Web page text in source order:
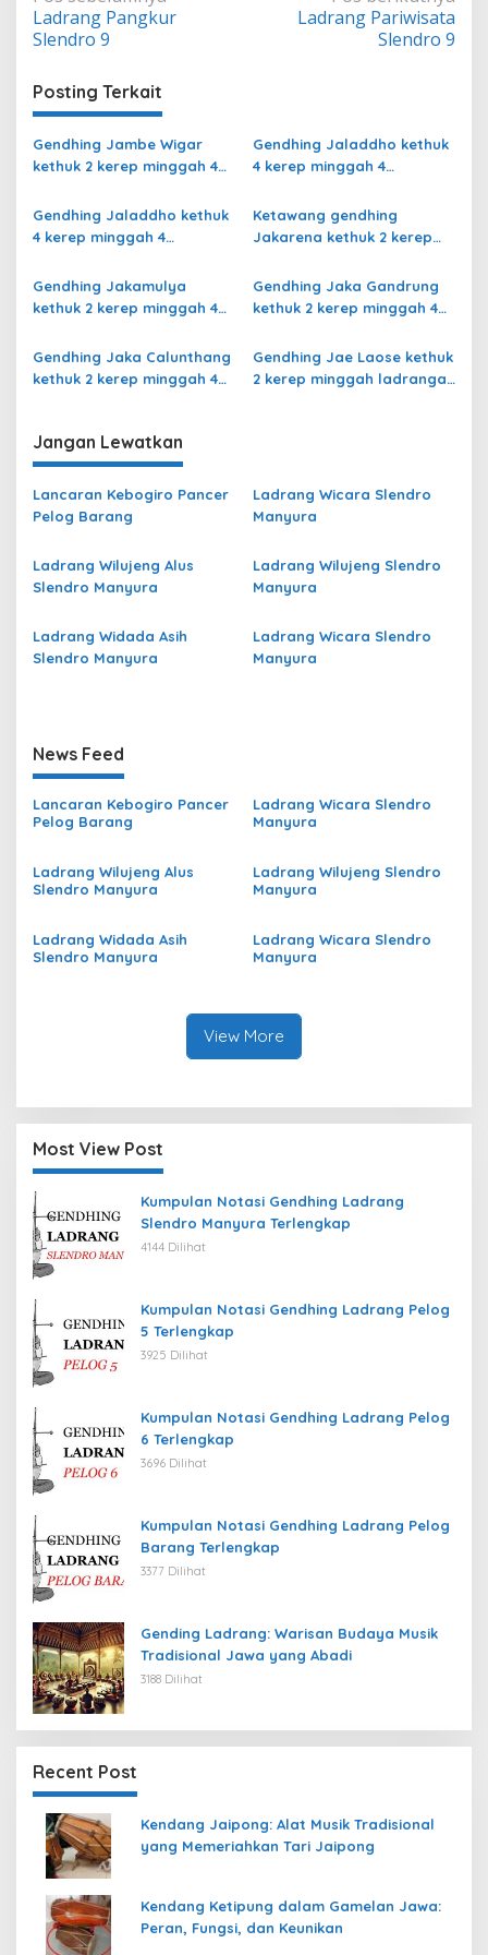
pos
Ladrang Pangkur
Slendro 9
Ladrang Pariwisata
Slendro 9
Posting Terkait
Gendhing Jambe Wigar
kethuk 2 kerep minggah 4
Kalihan Slendro 9
Gendhing Jaladdho kethuk
4 kerep minggah 4
Semu Slendro 9
Gendhing Jaladdho kethuk
4 kerep minggah 4
Giyak-Giyak Slendro 9
Ketawang gendhing
Jakarena kethuk 2 kerep
Slendro 9
Gendhing Jakamulya
kethuk 2 kerep minggah 4
Slendro 9
Gendhing Jaka Gandrung
kethuk 2 kerep minggah 4
Gendhing Jaka Calunthang
kethuk 2 kerep minggah 4
9
Gendhing Jae Laose kethuk
2 kerep minggah ladrangan
Jangan Lewatkan
Lancaran Kebogiro Pancer
Pelog Barang
Ladrang Wicara Slendro
Manyura
Ladrang Wilujeng Alus
Slendro Manyura
Ladrang Wilujeng Slendro
Manyura
Ladrang Widada Asih
Slendro Manyura
Ladrang Wicara Slendro
Manyura
News Feed
Lancaran Kebogiro Pancer
Pelog Barang
Ladrang Wicara Slendro
Manyura
Ladrang Wilujeng Alus
Slendro Manyura
Ladrang Wilujeng Slendro
Manyura
Ladrang Widada Asih
Slendro Manyura
Ladrang Wicara Slendro
Manyura
View More
Most View Post
Kumpulan Notasi Gendhing Ladrang
Slendro Manyura Terlengkap
4144 Dilihat
Kumpulan Notasi Gendhing Ladrang Pelog
5 Terlengkap
3925 Dilihat
Kumpulan Notasi Gendhing Ladrang Pelog
6 Terlengkap
3696 Dilihat
Kumpulan Notasi Gendhing Ladrang Pelog
Barang Terlengkap
3377 Dilihat
Gending Ladrang: Warisan Budaya Musik
Tradisional Jawa yang Abadi
3188 Dilihat
Recent Post
Kendang Jaipong: Alat Musik Tradisional
yang Memeriahkan Tari Jaipong
Kendang Ketipung dalam Gamelan Jawa:
Peran, Fungsi, dan Keunikan